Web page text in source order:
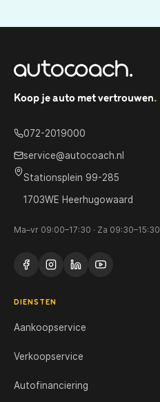
Koop je auto met vertrouwen.
072-2019000
service@autocoach.nl
Stationsplein 99-285
1703WE Heerhugowaard
Ma–vr 09:00–17:30 · Za 09:30–15:30
DIENSTEN
Aankoopservice
Verkoopservice
Autofinanciering